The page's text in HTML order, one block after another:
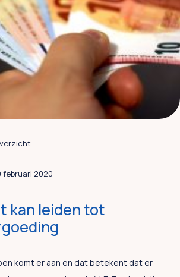
februari 2020
kan leiden tot
komt er aan en dat betekent dat er